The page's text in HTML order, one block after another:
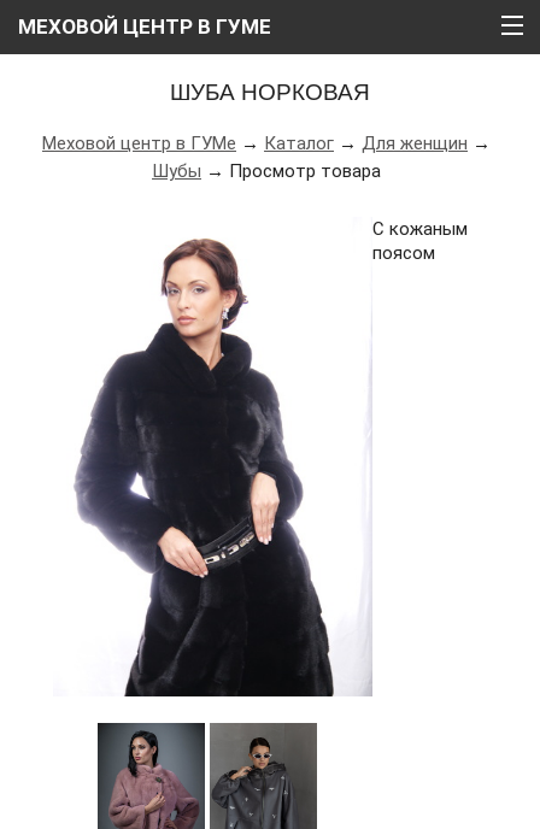
МЕХОВОЙ ЦЕНТР В ГУМЕ
КОНТАКТЫ
ШУБА НОРКОВАЯ
Меховой центр в ГУМе → Каталог → Для женщин →
Шубы → Просмотр товара
С кожаным
поясом